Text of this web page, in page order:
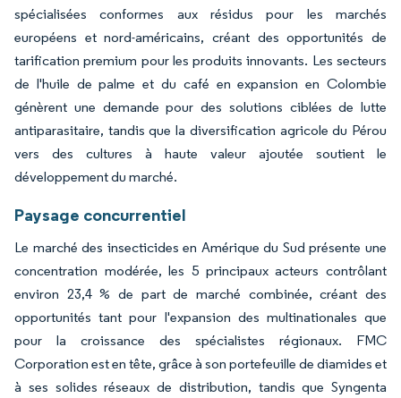
spécialisées conformes aux résidus pour les marchés
européens et nord-américains, créant des opportunités de
tarification premium pour les produits innovants. Les secteurs
de l'huile de palme et du café en expansion en Colombie
génèrent une demande pour des solutions ciblées de lutte
antiparasitaire, tandis que la diversification agricole du Pérou
vers des cultures à haute valeur ajoutée soutient le
développement du marché.
Paysage concurrentiel
Le marché des insecticides en Amérique du Sud présente une
concentration modérée, les 5 principaux acteurs contrôlant
environ 23,4 % de part de marché combinée, créant des
opportunités tant pour l'expansion des multinationales que
pour la croissance des spécialistes régionaux. FMC
Corporation est en tête, grâce à son portefeuille de diamides et
à ses solides réseaux de distribution, tandis que Syngenta